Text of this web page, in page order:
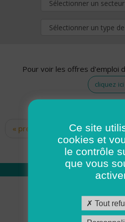
Pour voir les offres d'emploi
cliquez ici
Pages
« premier ‹ précédent …
14 15
Qui sommes
Académie
Ce site
cookies et
le contrôle
que vous
Tout